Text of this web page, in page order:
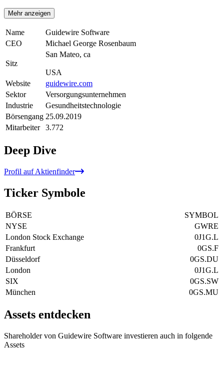
Mehr anzeigen
Name
Guidewire Software
CEO
Michael George Rosenbaum
Sitz
San Mateo, ca
USA
Website
guidewire.com
Sektor
Versorgungsunternehmen
Industrie
Gesundheitstechnologie
Börsengang 25.09.2019
Mitarbeiter
3.772
Deep Dive
Profil auf Aktienfinder
Ticker Symbole
BÖRSE
SYMBOL
NYSE
GWRE
London Stock Exchange
0J1G.L
Frankfurt
0GS.F
Düsseldorf
0GS.DU
London
0J1G.L
SIX
0GS.SW
München
0GS.MU
Assets entdecken
Shareholder von Guidewire Software investieren auch in folgende
Assets